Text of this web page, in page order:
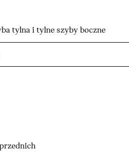
tylna i tylne szyby boczne